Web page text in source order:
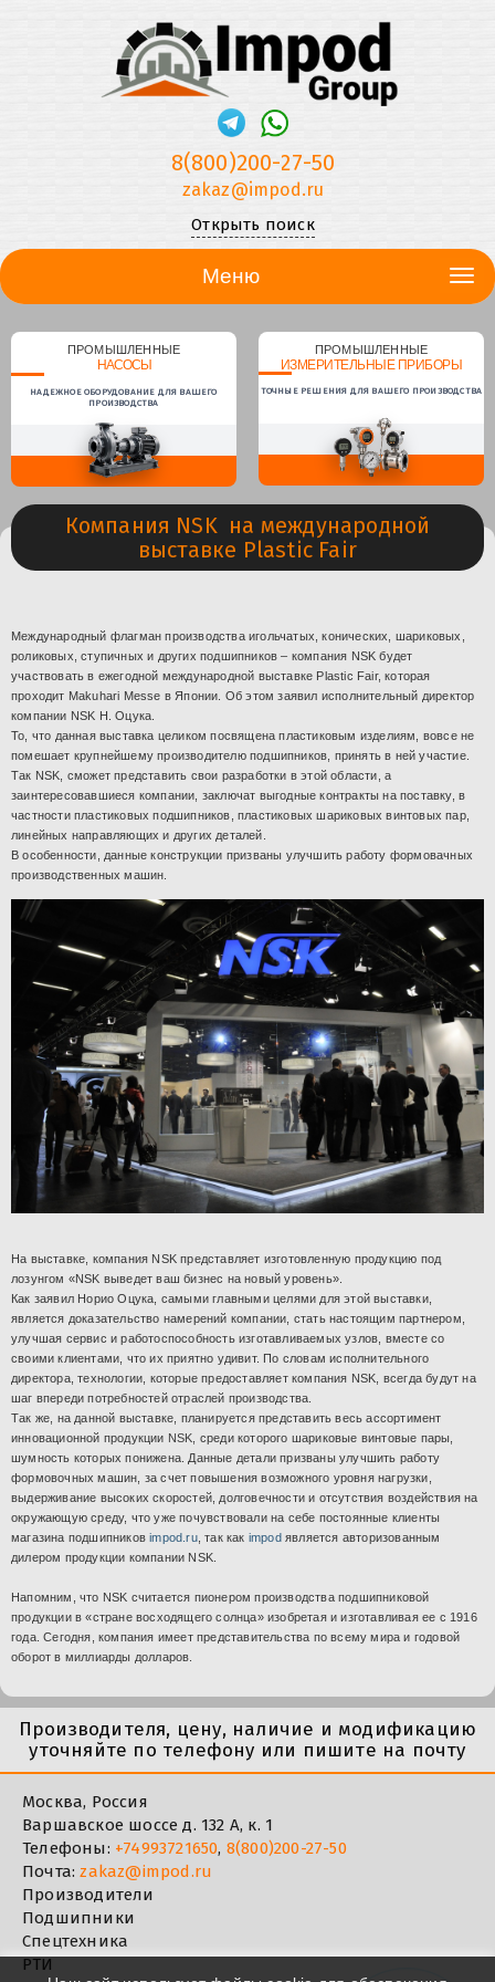
8(800)200-27-50
zakaz@impod.ru
Открыть поиск
Меню
ПРОМЫШЛЕННЫЕ
НАСОСЫ
НАДЕЖНОЕ ОБОРУДОВАНИЕ ДЛЯ ВАШЕГО
ПРОИЗВОДСТВА
ПРОМЫШЛЕННЫЕ
ИЗМЕРИТЕЛЬНЫЕ ПРИБОРЫ
ТОЧНЫЕ РЕШЕНИЯ ДЛЯ ВАШЕГО ПРОИЗВОДСТВА
Компания NSK на международной
выставке Plastic Fair
Международный флагман производства игольчатых, конических, шариковых,
роликовых, ступичных и других подшипников – компания NSK будет
участвовать в ежегодной международной выставке Plastic Fair, которая
проходит Makuhari Messe в Японии. Об этом заявил исполнительный директор
компании NSK Н. Оцука.
То, что данная выставка целиком посвящена пластиковым изделиям, вовсе не
помешает крупнейшему производителю подшипников, принять в ней участие.
Так NSK, сможет представить свои разработки в этой области, а
заинтересовавшиеся компании, заключат выгодные контракты на поставку, в
частности пластиковых подшипников, пластиковых шариковых винтовых пар,
линейных направляющих и других деталей.
В особенности, данные конструкции призваны улучшить работу формовачных
производственных машин.
На выставке, компания NSK представляет изготовленную продукцию под
лозунгом «NSK выведет ваш бизнес на новый уровень».
Как заявил Норио Оцука, самыми главными целями для этой выставки,
является доказательство намерений компании, стать настоящим партнером,
улучшая сервис и работоспособность изготавливаемых узлов, вместе со
своими клиентами, что их приятно удивит. По словам исполнительного
директора, технологии, которые предоставляет компания NSK, всегда будут на
шаг впереди потребностей отраслей производства.
Так же, на данной выставке, планируется представить весь ассортимент
инновационной продукции NSK , среди которого шариковые винтовые пары,
шумность которых понижена. Данные детали призваны улучшить работу
формовочных машин, за счет повышения возможного уровня нагрузки,
выдерживание высоких скоростей, долговечности и отсутствия воздействия на
окружающую среду, что уже почувствовали на себе постоянные клиенты
магазина подшипниковimpod.ru, так как impodявляется авторизованным
дилером продукции компании NSK.
Напомним, что NSK считается пионером производства подшипниковой
продукции в «стране восходящего солнца» изобретая и изготавливая ее с 1916
года. Сегодня, компания имеет представительства по всему мира и годовой
оборот в миллиарды долларов.
Производителя, цену, наличие и модификацию
уточняйте по телефону или пишите на почту
Москва, Россия
Варшавское шоссе д. 132 А, к. 1
Телефоны: +74993721650, 8(800)200-27-50
Почта:zakaz@impod.ru
Производители
Подшипники
Спецтехника
РТИ